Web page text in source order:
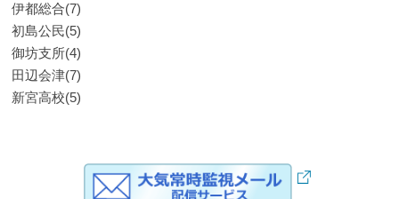
伊都総合(7)
初島公民(5)
御坊支所(4)
田辺会津(7)
新宮高校(5)